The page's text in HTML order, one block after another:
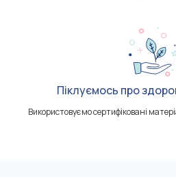
Піклуємось про
Використовуємо сертифіковані